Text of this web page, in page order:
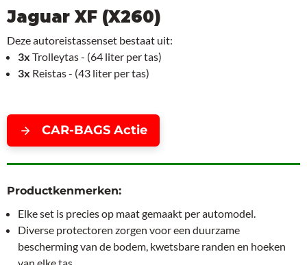
Jaguar XF (X260)
Deze autoreistassenset bestaat uit:
3x Trolleytas - (64 liter per tas)
3x Reistas - (43 liter per tas)
CAR-BAGS Actie
Productkenmerken:
Elke set is precies op maat gemaakt per automodel.
Diverse protectoren zorgen voor een duurzame
bescherming van de bodem, kwetsbare randen en hoeken